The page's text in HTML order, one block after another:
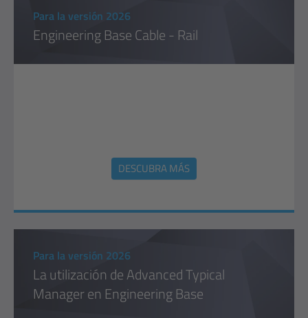
Para la versión 2026
Engineering Base Cable - Rail
DESCUBRA MÁS
Para la versión 2026
La utilización de Advanced Typical
Manager en Engineering Base